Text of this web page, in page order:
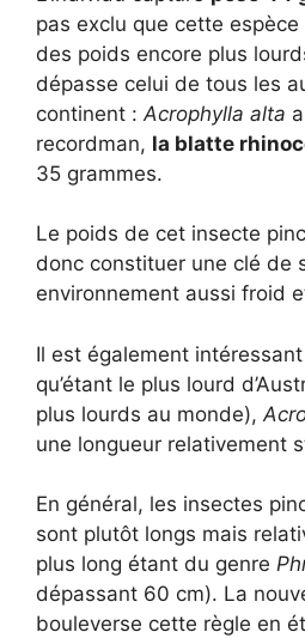
pas exclu que cette
des poids encore plus
dépasse celui de tous les
continent : Acrophylla alta
recordman, la blatte
35 grammes.
Le poids de cet insecte
donc constituer une clé de
environnement aussi froid
Il est également
qu’étant le plus lourd
plus lourds au monde),
une longueur relativement
En général, les insectes
sont plutôt longs mais
plus long étant du genre
dépassant 60 cm). La
bouleverse cette règle en